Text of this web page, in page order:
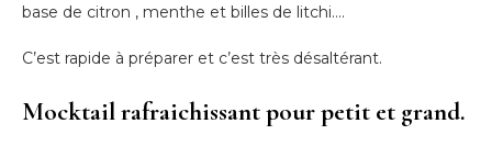
base de citron , menthe et billes de litchi….
C’est rapide à préparer et c’est très désaltérant.
Mocktail rafraichissant pour petit et grand.